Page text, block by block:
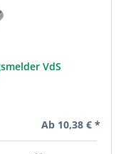
VdS
Regulärer Preis:
Ab 10,38 € *